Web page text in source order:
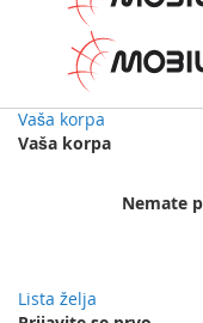
Vaša korpa
Vaša korpa
Nemate
Lista želja